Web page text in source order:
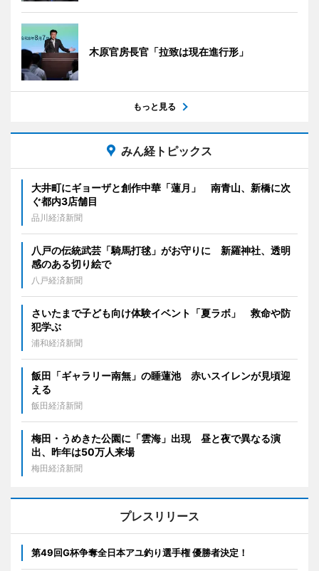
木原官房長官「拉致は現在進行形」
もっと見る
みん経トピックス
大井町にギョーザと創作中華「蓮月」 南青山、新橋に次
ぐ都内3店舗目
品川経済新聞
八戸の伝統武芸「騎馬打毬」がお守りに 新羅神社、透明
感のある切り絵で
八戸経済新聞
さいたまで子ども向け体験イベント「夏ラボ」 救命や防
犯学ぶ
浦和経済新聞
飯田「ギャラリー南無」の睡蓮池 赤いスイレンが見頃迎
える
飯田経済新聞
梅田・うめきた公園に「雲海」出現 昼と夜で異なる演
出、昨年は50万人来場
梅田経済新聞
プレスリリース
第49回G杯争奪全日本アユ釣り選手権 優勝者決定！